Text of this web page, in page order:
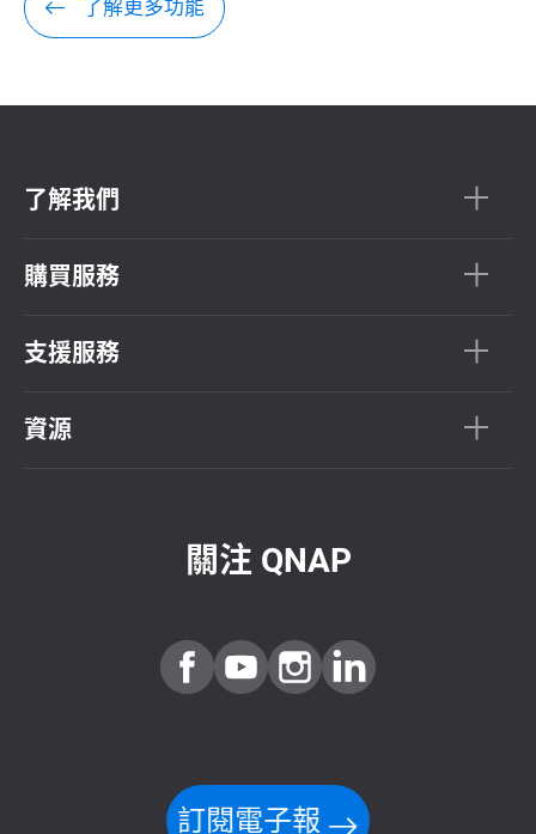
了解更多功能
了解我們
購買服務
支援服務
資源
關注 QNAP
訂閱電子報